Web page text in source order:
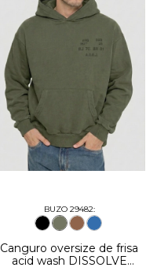
BUZO 29482:
Canguro oversize de frisa
acid wash DISSOLVE